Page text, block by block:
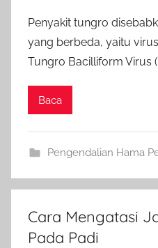
Penyakit tungro
yang berbeda, yaitu
Tungro Bacilliform Virus
Baca
Pengendalian Hama
Cara Mengatasi
Pada Padi